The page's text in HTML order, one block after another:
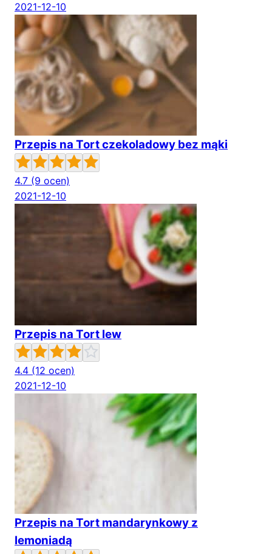
2021-12-10
Przepis na Tort czekoladowy bez mąki
4.7 (9 ocen)
2021-12-10
Przepis na Tort lew
4.4 (12 ocen)
2021-12-10
Przepis na Tort mandarynkowy z
lemoniadą